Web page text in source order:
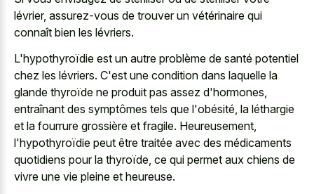
lévrier, assurez-vous de trouver un vétérinaire qui
connaît bien les lévriers.
L'hypothyroïdie est un autre problème de santé potentiel
chez les lévriers. C'est une condition dans laquelle la
glande thyroïde ne produit pas assez d'hormones,
entraînant des symptômes tels que l'obésité, la léthargie
et la fourrure grossière et fragile. Heureusement,
l'hypothyroïdie peut être traitée avec des médicaments
quotidiens pour la thyroïde, ce qui permet aux chiens de
vivre une vie pleine et heureuse.